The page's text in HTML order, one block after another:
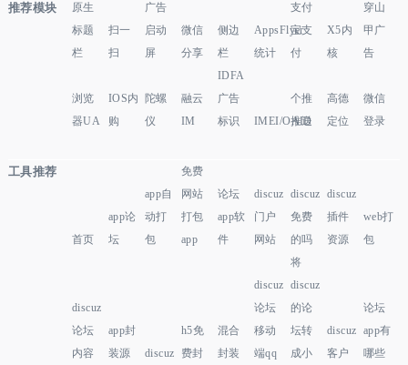
推荐模块
原生
标题
栏
扫一
扫
广告
启动
屏
微信
分享
侧边
栏
AppsFlyer
统计
支付
宝支
付
X5内
核
穿山
甲广
告
浏览
器UA
IOS内
购
陀螺
仪
融云
IM
IDFA
广告
标识
IMEI/OAID
个推
推送
高德
定位
微信
登录
工具推荐
首页
app论
坛
app自
动打
包
免费
网站
打包
app
论坛
app软
件
discuz
门户
网站
discuz
免费
的吗
discuz
插件
资源
web打
包
discuz
论坛
内容
app封
装源
discuz
h5免
费封
混合
封装
discuz
论坛
移动
端qq
将
discuz
的论
坛转
成小
discuz
客户
论坛
app有
哪些